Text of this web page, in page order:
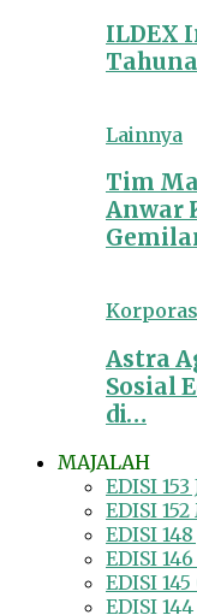
ILDEX
Lainnya
Tim
Anwar
Astra
Sosial
di…
MAJALAH
EDISI
EDISI
EDISI
EDISI
EDISI
EDISI